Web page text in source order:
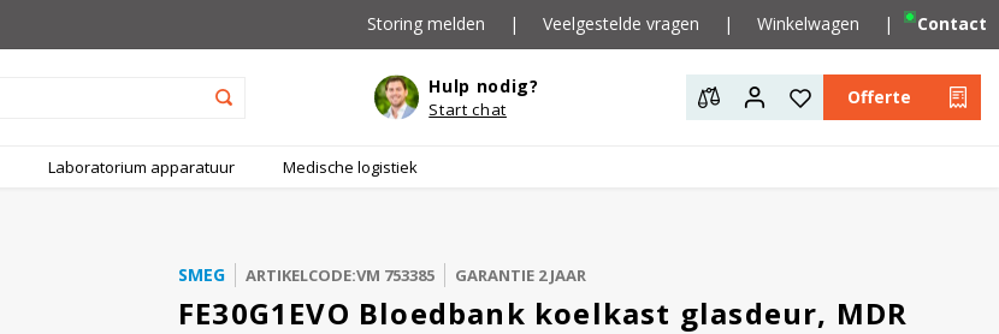
Storing melden | Veelgestelde vragen | Winkelwagen | Contact
Hulp nodig?
Start chat
Offerte
Laboratorium apparatuur Medische logistiek
SMEG ARTIKELCODE:VM 753385 GARANTIE 2 JAAR
FE30G1EVO Bloedbank koelkast glasdeur, MDR